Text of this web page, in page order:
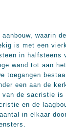
waarin
is met een
in halfsteens
wand tot aan
toegangen
een aan de
de sacristie
en de
in elkaar